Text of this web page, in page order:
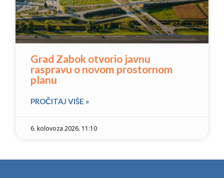
Grad Zabok otvorio javnu
raspravu o novom prostornom
planu
PROČITAJ VIŠE »
6. kolovoza 2026. 11:10